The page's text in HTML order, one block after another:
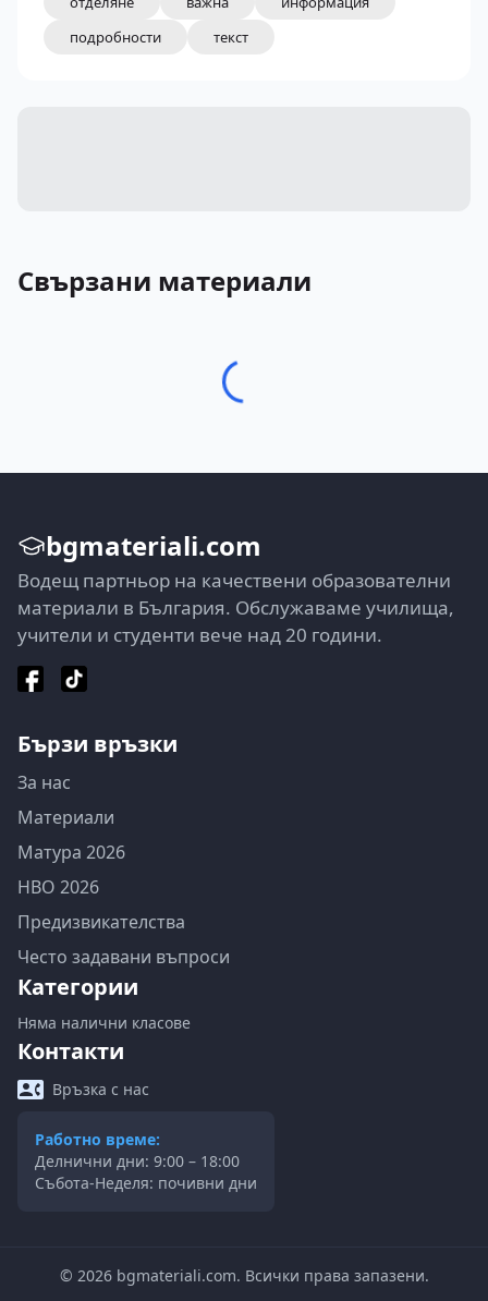
подробности
текст
Свързани материали
bgmateriali.com
Водещ партньор на качествени образователни
материали в България. Обслужаваме училища,
учители и студенти вече над 20 години.
Бързи връзки
За нас
Материали
Матура 2026
НВО 2026
Предизвикателства
Често задавани въпроси
Категории
Няма налични класове
Контакти
Връзка с нас
Работно време:
Делнични дни: 9:00 – 18:00
Събота-Неделя: почивни дни
© 2026bgmateriali.com. Всички права запазени.